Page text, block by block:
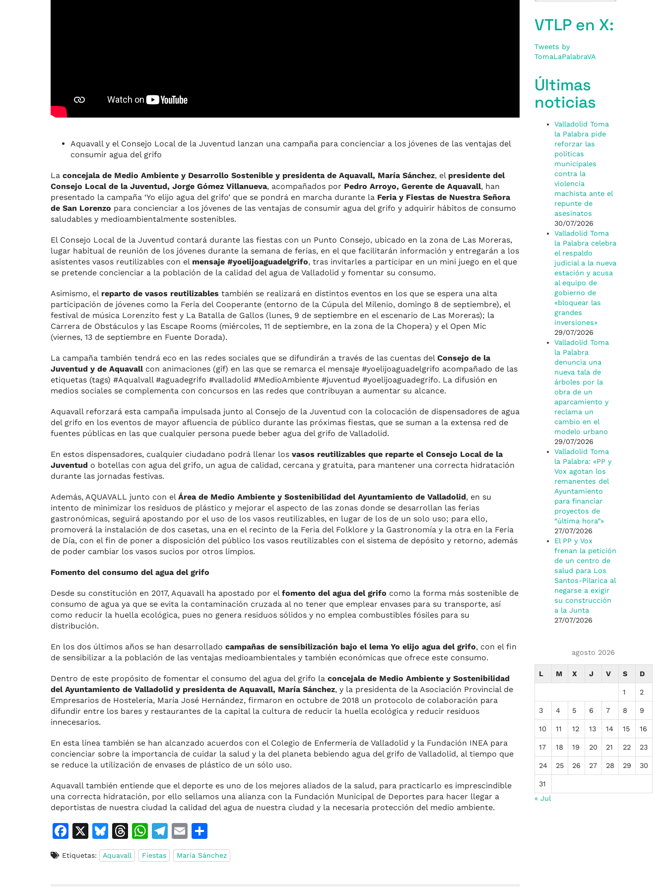
Aquavall y el Consejo Local de la Juventud lanzan una campaña para concienciar a los jóvenes de las ventajas del
consumir agua del grifo
La concejala de Medio Ambiente y Desarrollo Sostenible y presidenta de Aquavall, María Sánchez, el presidente del
Consejo Local de la Juventud, Jorge Gómez Villanueva, acompañados por Pedro Arroyo, Gerente de Aquavall, han
presentado la campaña ‘Yo elijo agua del grifo’ que se pondrá en marcha durante la Feria y Fiestas de Nuestra Señora
de San Lorenzo para concienciar a los jóvenes de las ventajas de consumir agua del grifo y adquirir hábitos de consumo
saludables y medioambientalmente sostenibles.
El Consejo Local de la Juventud contará durante las fiestas con un Punto Consejo, ubicado en la zona de Las Moreras,
lugar habitual de reunión de los jóvenes durante la semana de ferias, en el que facilitarán información y entregarán a los
asistentes vasos reutilizables con el mensaje #yoelijoaguadelgrifo, tras invitarles a participar en un mini juego en el que
se pretende concienciar a la población de la calidad del agua de Valladolid y fomentar su consumo.
Asimismo, el reparto de vasos reutilizables también se realizará en distintos eventos en los que se espera una alta
participación de jóvenes como la Feria del Cooperante (entorno de la Cúpula del Milenio, domingo 8 de septiembre), el
festival de música Lorenzito fest y La Batalla de Gallos (lunes, 9 de septiembre en el escenario de Las Moreras); la
Carrera de Obstáculos y las Escape Rooms (miércoles, 11 de septiembre, en la zona de la Chopera) y el Open Mic
(viernes, 13 de septiembre en Fuente Dorada).
La campaña también tendrá eco en las redes sociales que se difundirán a través de las cuentas del Consejo de la
Juventud y de Aquavallcon animaciones (gif) en las que se remarca el mensaje #yoelijoaguadelgrifo acompañado de las
etiquetas (tags) #Aqualvall #aguadegrifo #valladolid #MedioAmbiente #juventud #yoelijoaguadegrifo. La difusión en
medios sociales se complementa con concursos en las redes que contribuyan a aumentar su alcance.
Aquavall reforzará esta campaña impulsada junto al Consejo de la Juventud con la colocación de dispensadores de agua
del grifo en los eventos de mayor afluencia de público durante las próximas fiestas, que se suman a la extensa red de
fuentes públicas en las que cualquier persona puede beber agua del grifo de Valladolid.
En estos dispensadores, cualquier ciudadano podrá llenar los vasos reutilizables que reparte el Consejo Local de la
Juventud o botellas con agua del grifo, un agua de calidad, cercana y gratuita, para mantener una correcta hidratación
durante las jornadas festivas.
Además, AQUAVALL junto con el Área de Medio Ambiente y Sostenibilidad del Ayuntamiento de Valladolid, en su
intento de minimizar los residuos de plástico y mejorar el aspecto de las zonas donde se desarrollan las ferias
gastronómicas, seguirá apostando por el uso de los vasos reutilizables, en lugar de los de un solo uso; para ello,
promoverá la instalación de dos casetas, una en el recinto de la Feria del Folklore y la Gastronomía y la otra en la Feria
de Día, con el fin de poner a disposición del público los vasos reutilizables con el sistema de depósito y retorno, además
de poder cambiar los vasos sucios por otros limpios.
Fomento del consumo del agua del grifo
Desde su constitución en 2017, Aquavall ha apostado por el fomento del agua del grifo como la forma más sostenible de
consumo de agua ya que se evita la contaminación cruzada al no tener que emplear envases para su transporte, así
como reducir la huella ecológica, pues no genera residuos sólidos y no emplea combustibles fósiles para su
distribución.
En los dos últimos años se han desarrollado campañas de sensibilización bajo el lema Yo elijo agua del grifo, con el fin
de sensibilizar a la población de las ventajas medioambientales y también económicas que ofrece este consumo.
Dentro de este propósito de fomentar el consumo del agua del grifo la concejala de Medio Ambiente y Sostenibilidad
del Ayuntamiento de Valladolid y presidenta de Aquavall, María Sánchez, y la presidenta de la Asociación Provincial de
Empresarios de Hostelería, María José Hernández, firmaron en octubre de 2018 un protocolo de colaboración para
difundir entre los bares y restaurantes de la capital la cultura de reducir la huella ecológica y reducir residuos
innecesarios.
En esta línea también se han alcanzado acuerdos con el Colegio de Enfermería de Valladolid y la Fundación INEA para
concienciar sobre la importancia de cuidar la salud y la del planeta bebiendo agua del grifo de Valladolid, al tiempo que
se reduce la utilización de envases de plástico de un sólo uso.
Aquavall también entiende que el deporte es uno de los mejores aliados de la salud, para practicarlo es imprescindible
una correcta hidratación, por ello sellamos una alianza con la Fundación Municipal de Deportes para hacer llegar a
deportistas de nuestra ciudad la calidad del agua de nuestra ciudad y la necesaria protección del medio ambiente.
F
c
X
Bl
u
e
T
h
re
W
h
at
T
el
e
E
m
ai
o
m
Etiquetas: Aquavall Fiestas María Sánchez
VTLP en X:
Tweets by
TomaLaPalabraVA
Últimas
noticias
Valladolid Toma
la Palabra pide
reforzar las
políticas
municipales
contra la
violencia
machista ante el
repunte de
asesinatos
30/07/2026
Valladolid Toma
la Palabra celebra
el respaldo
judicial a la nueva
estación y acusa
al equipo de
gobierno de
«bloquear las
grandes
inversiones»
29/07/2026
Valladolid Toma
la Palabra
denuncia una
nueva tala de
árboles por la
obra de un
aparcamiento y
reclama un
cambio en el
modelo urbano
29/07/2026
Valladolid Toma
la Palabra: «PP y
Vox agotan los
remanentes del
Ayuntamiento
para financiar
proyectos de
“última hora”»
27/07/2026
El PP y Vox
frenan la petición
de un centro de
salud para Los
Santos-Pilarica al
negarse a exigir
su construcción
a la Junta
27/07/2026
agosto 2026
L M X J V S D
1 2
3 4 5 6 7 8 9
10 11 12 13 14 15 16
17 18 19 20 21 22 23
24 25 26 27 28 29 30
31
« Jul